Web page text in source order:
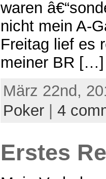
waren
nicht mein A-
Freitag lief es
meiner BR […]
März 22nd,
Poker| 4
Erstes